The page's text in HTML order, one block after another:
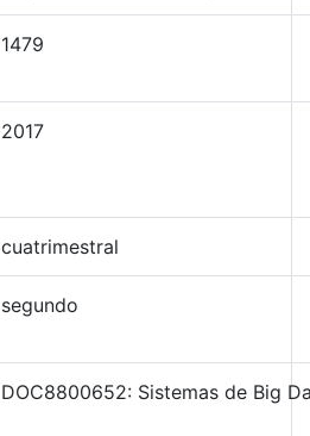
1479
2017
cuatrimestral
segundo
DOC8800652: Sistemas de Big